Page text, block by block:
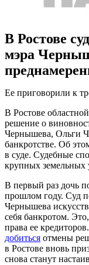
В Ростове
мэра
Ее приговорили к
В Ростове
решение о
Чернышева, Ольги
банкротстве. Об
в суде. Судебные
крупных земельных
В первый раз дочь
прошлом году. Суд
Чернышева
себя банкротом.
права ее
добиться отмены
в Ростове вновь
снова станут